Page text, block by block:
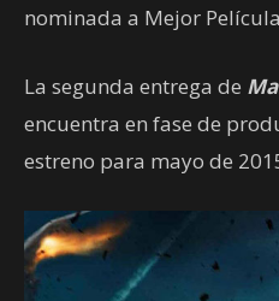
nominada a Mejor Película
La segunda entrega de
encuentra en fase de
estreno para mayo de